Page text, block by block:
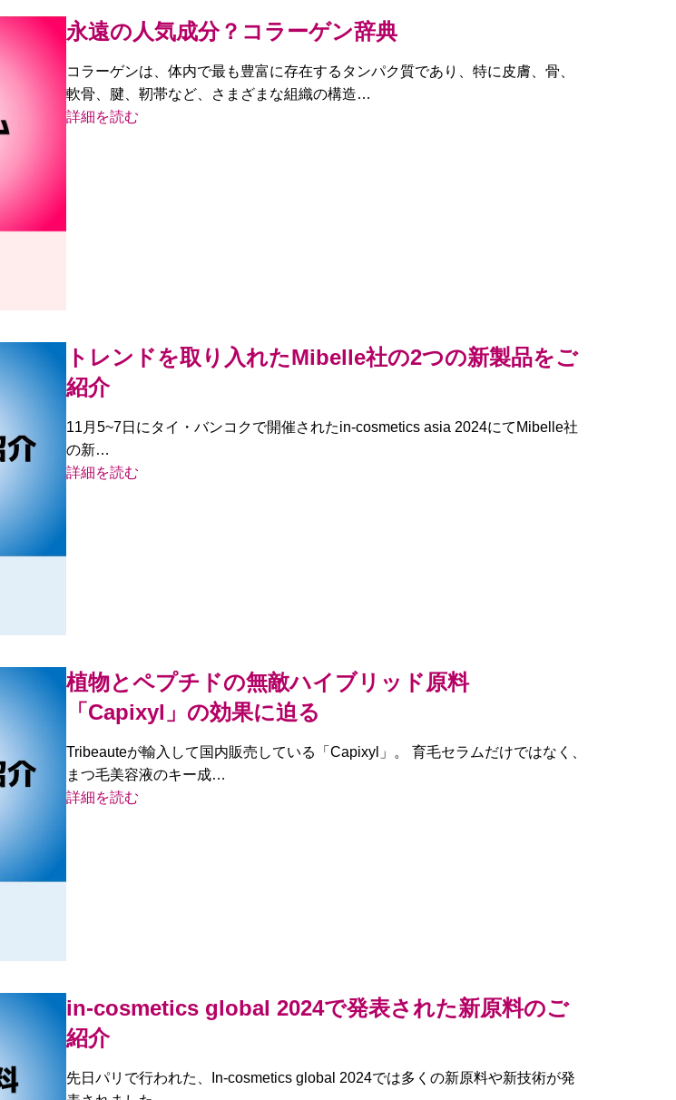
永遠の人気成分？コラーゲン辞典
コラーゲンは、体内で最も豊富に存在するタンパク質であり、特に皮膚、骨、
軟骨、腱、靭帯など、さまざまな組織の構造…
詳細を読む
トレンドを取り入れたMibelle社の2つの新製品をご
紹介
11月5~7日にタイ・バンコクで開催されたin-cosmetics asia 2024にてMibelle社
の新…
詳細を読む
植物とペプチドの無敵ハイブリッド原料
「Capixyl」の効果に迫る
Tribeauteが輸入して国内販売している「Capixyl」。 育毛セラムだけではなく、
まつ毛美容液のキー成…
詳細を読む
in-cosmetics global 2024で発表された新原料のご
紹介
先日パリで行われた、In-cosmetics global 2024では多くの新原料や新技術が発